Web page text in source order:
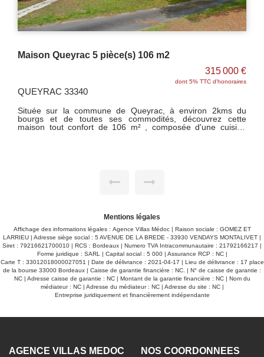
Maison Vendays 104 M² SUR TERRAIN + 2900 M²
199 500 €
dont 6.4% TTC d'honoraires
VENDAYS MONTALIVET
VENDAYS, au calme et sans vis à vis - A moins de 3km du
centre, des pistes cyclables et 8 km de Montalivet, venez
Mentions légales
Affichage des informations légales : Agence Villas Médoc | Raison sociale : GOMEZ ET
LARRIEU | Adresse siège social : 5 AVENUE DE LA BREDE - 33930 VENDAYS MONTALIVET |
Siret : 79216621700010 | RCS : Bordeaux | Numero TVA Intracommunautaire : 21792166217 |
Forme juridique : SARL | Capital social : 5 000 | Assurance RCP : NC |
Carte T : 33012018000027051 | Date de délivrance : 2021-04-17 | Lieu de délivrance : 17 place
de la bourse 33000 Bordeaux | Caisse de garantie financière : NC. | N° de caisse de garantie :
NC | Adresse caisse de garantie : NC | Montant de la garantie financière : NC | Nom du
médiateur : NC | Adresse du médiateur : NC | Adresse du site : NC |
Entreprise juridiquement et financièrement indépendante
AGENCE VILLAS MÉDOC NOS COORDONNÉES